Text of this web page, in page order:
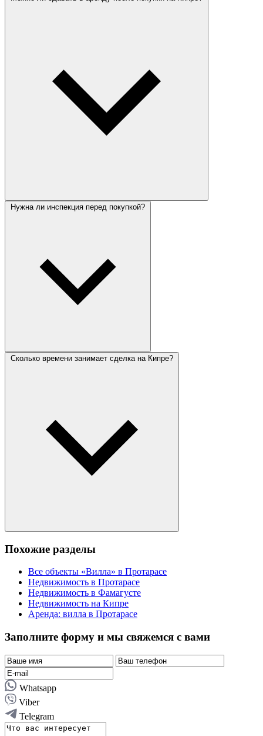
Нужна ли инспекция перед покупкой?
Сколько времени занимает сделка на Кипре?
Похожие разделы
Все объекты «Вилла» в Протарасе
Недвижимость в Протарасе
Недвижимость в Фамагусте
Недвижимость на Кипре
Аренда: вилла в Протарасе
Заполните форму и мы свяжемся с вами
Whatsapp
Viber
Telegram